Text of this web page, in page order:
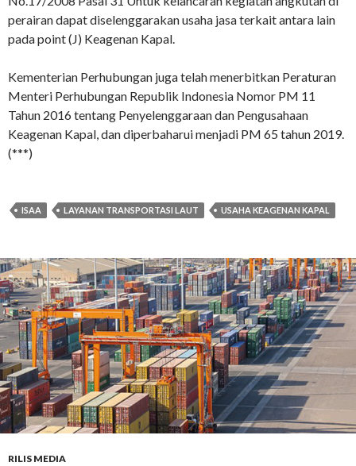
perairan dapat diselenggarakan usaha jasa terkait antara lain
pada point (J) Keagenan Kapal.
Kementerian Perhubungan juga telah menerbitkan Peraturan
Menteri Perhubungan Republik Indonesia Nomor PM 11
Tahun 2016 tentang Penyelenggaraan dan Pengusahaan
Keagenan Kapal, dan diperbaharui menjadi PM 65 tahun 2019.
(***)
ISAA LAYANAN TRANSPORTASI LAUT USAHA KEAGENAN KAPAL
RILIS MEDIA